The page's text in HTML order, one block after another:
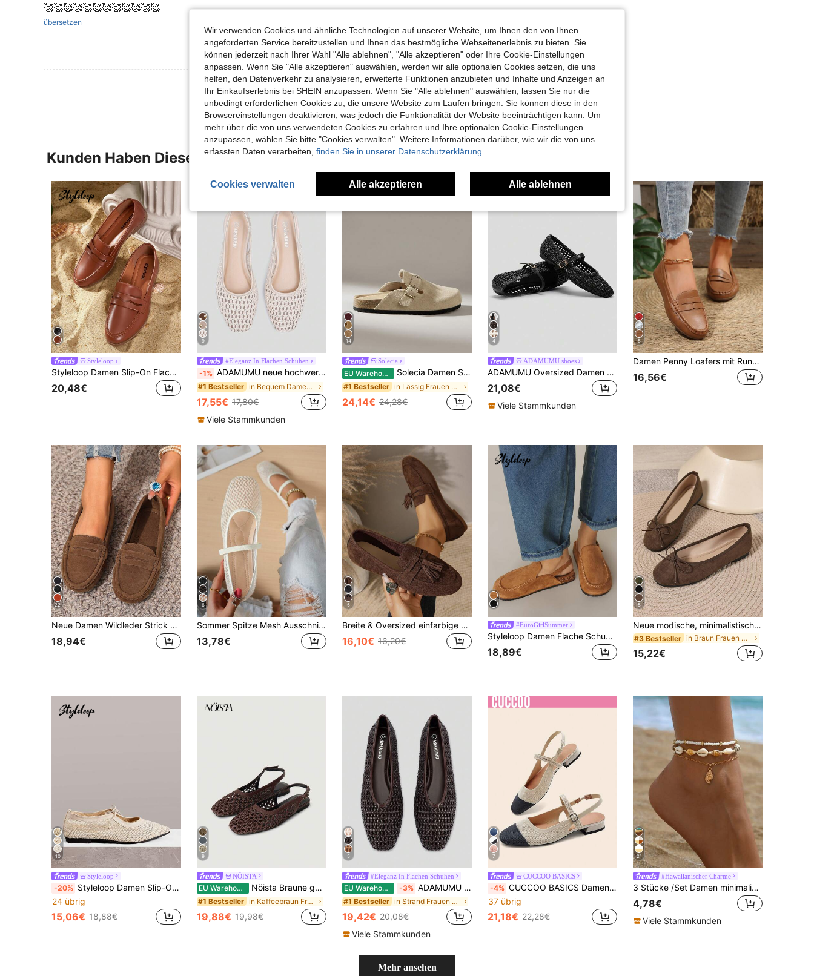
🥰🥰🥰🥰🥰🥰🥰🥰🥰🥰🥰🥰
übersetzen
Hilfreich (0)
Mehr Bewertungen Ansehen
Kunden Haben Diese Artikel Auch Angeschaut
Styleloop
Styleloop Damen Slip-On Flache Schuhe, Boho Stil, Retro Amerikanisch, Bohemian, Western, Musik Festival, Party Outfit
20,48€
9
#Eleganz In Flachen Schuhen
-1% ADAMUMU neue hochwertige Damen-Mode-Bequeme Raffia-geflochtene flache Schuhe, süß für den täglichen Gebrauch, Frühling/Sommer Urlaub, schick & elegant
#1 Bestseller in Bequem Damen Flache Schuhe
17,55€ 17,80€
Viele Stammkunden
14
Solecia
EU Warehouse Solecia Damen Schnallen-Design Alltag Reise Lässig Hausschuhe
#1 Bestseller in Lässig Frauen Wohnungen
24,14€ 24,28€
4
ADAMUMU shoes
ADAMUMU Oversized Damen Mode Handgefertigte PU Gewebte High-End Mary Jane Ballettschuhe, Einzelriemen mit Metallschnalle, atmungsaktives gewebtes Design, bequeme flache Sohle, Damen Alltagspendeln / Urlaub Lässig Kleidung Schuhe
21,08€
Viele Stammkunden
5
Damen Penny Loafers mit Rundkappe, Große Größen, spiegelpoliert, einfarbig, flexibel & bequem, geeignet für alle Jahreszeiten, minimalistisches Design, Polyurethan Obermaterial, Textil Futter, TPR Laufsohle, keine Pailletten, Handwäsche oder professionelle Trockenreinigung empfohlen
16,56€
22
Neue Damen Wildleder Strick braune flache Schuhe, ganzjährig bequeme handgefertigte Loafer, elegante Slip-On Arbeitsschuhe, lässige Mary Jane Ballettschuhe
18,94€
6
Sommer Spitze Mesh Ausschnitt Flache Schuhe, Damen atmungsaktive elastische Band Ballettschuhe, Casual bequeme Slip-On Loafer für den täglichen Weg zur Arbeit, vielseitig
13,78€
5
Breite & Oversized einfarbige modische Sport-Ballettschuhe mit Schleife, stoßabsorbierender rutschfester Sohle, lässig elegant & komfortables Zehenriemen-Design, minimalistischer Stil, geeignet für Partys, Bankette, Feiertage, Nachtclubs und mehr, Damenschuhe für Weihnachten und Frühling
16,10€ 16,20€
#EuroGirlSummer
Styleloop Damen Flache Schuhe, geeignet für Boho, Retro Amerikanisch, Bohemian, Western Stil, Musikfestivals, Partys, Urlaub, Reisen
18,89€
5
Neue modische, minimalistische, vielseitige Ballerina-Stil Nischen-Freizeitschuhe in Makaron-Farben mit Schleifenband
#3 Bestseller in Braun Frauen Wohnungen
15,22€
10
Styleloop
-20% Styleloop Damen Slip-On Flache Schuhe, Schleifen Dekor, Gewebter Strohstoff, Urlaubsstil BOHO Chic Retro Amerikanisch Bohemien Western Musik Festival Party Tragen, Offene Ferse Mules, Geeignet für Urlaubssaison, Frühling/Sommer
24 übrig
15,06€ 18,88€
9
NÖISTA
EU Warehouse Nöista Braune gewebte Kreuz-Riemen Sandalen, entworfen mit zarten Mesh-Oberflächen und verstellbaren Riemen, atmungsaktiv und bequem, Retro-Stil für Frühjahrsausflüge und Sommerbankettanlässe
#1 Bestseller in Kaffeebraun Frauen Wohnungen
19,88€ 19,98€
5
#Eleganz In Flachen Schuhen
EU Warehouse -3% ADAMUMU Große Größen Neue handgefertigte PU gewebte flache Ballettschuhe mit niedrigem für Frauen, gewebtes Texturdesign, Vintage Luxus, vielseitige bequeme Damenschuhe für den täglichen Arbeitsweg, Ballet Core
#1 Bestseller in Strand Frauen Wohnungen
19,42€ 20,08€
Viele Stammkunden
7
CUCCOO BASICS
-4% CUCCOO BASICS Damen Mary Jane Flache Schuhe mit Schleifenriemen, bequemer quadratischer Zehenbereich
37 übrig
21,18€ 22,28€
21
#Hawaiianischer Charme
3 Stücke /Set Damen minimalistische weiße Reiskorn- und Muschel handgefertigte geflochtene verstellbare Knöchelbänder, geeignet für den täglichen Gebrauch und den Urlaub
4,78€
Viele Stammkunden
Mehr ansehen
Wir verwenden Cookies und ähnliche Technologien auf unserer Website, um Ihnen den von Ihnen
angeforderten Service bereitzustellen und Ihnen das bestmögliche Webseitenerlebnis zu bieten. Sie
können jederzeit nach Ihrer Wahl "Alle ablehnen", "Alle akzeptieren" oder Ihre Cookie-Einstellungen
anpassen. Wenn Sie "Alle akzeptieren" auswählen, werden wir alle optionalen Cookies setzen, die uns
helfen, den Datenverkehr zu analysieren, erweiterte Funktionen anzubieten und Inhalte und Anzeigen an
Ihr Einkaufserlebnis bei SHEIN anzupassen. Wenn Sie "Alle ablehnen" auswählen, lassen Sie nur die
unbedingt erforderlichen Cookies zu, die unsere Website zum Laufen bringen. Sie können diese in den
Browsereinstellungen deaktivieren, was jedoch die Funktionalität der Website beeinträchtigen kann. Um
mehr über die von uns verwendeten Cookies zu erfahren und Ihre optionalen Cookie-Einstellungen
anzupassen, wählen Sie bitte "Cookies verwalten". Weitere Informationen darüber, wie wir die von uns
erfassten Daten verarbeiten, finden Sie in unserer Datenschutzerklärung.
Cookies verwalten Alle akzeptieren Alle ablehnen